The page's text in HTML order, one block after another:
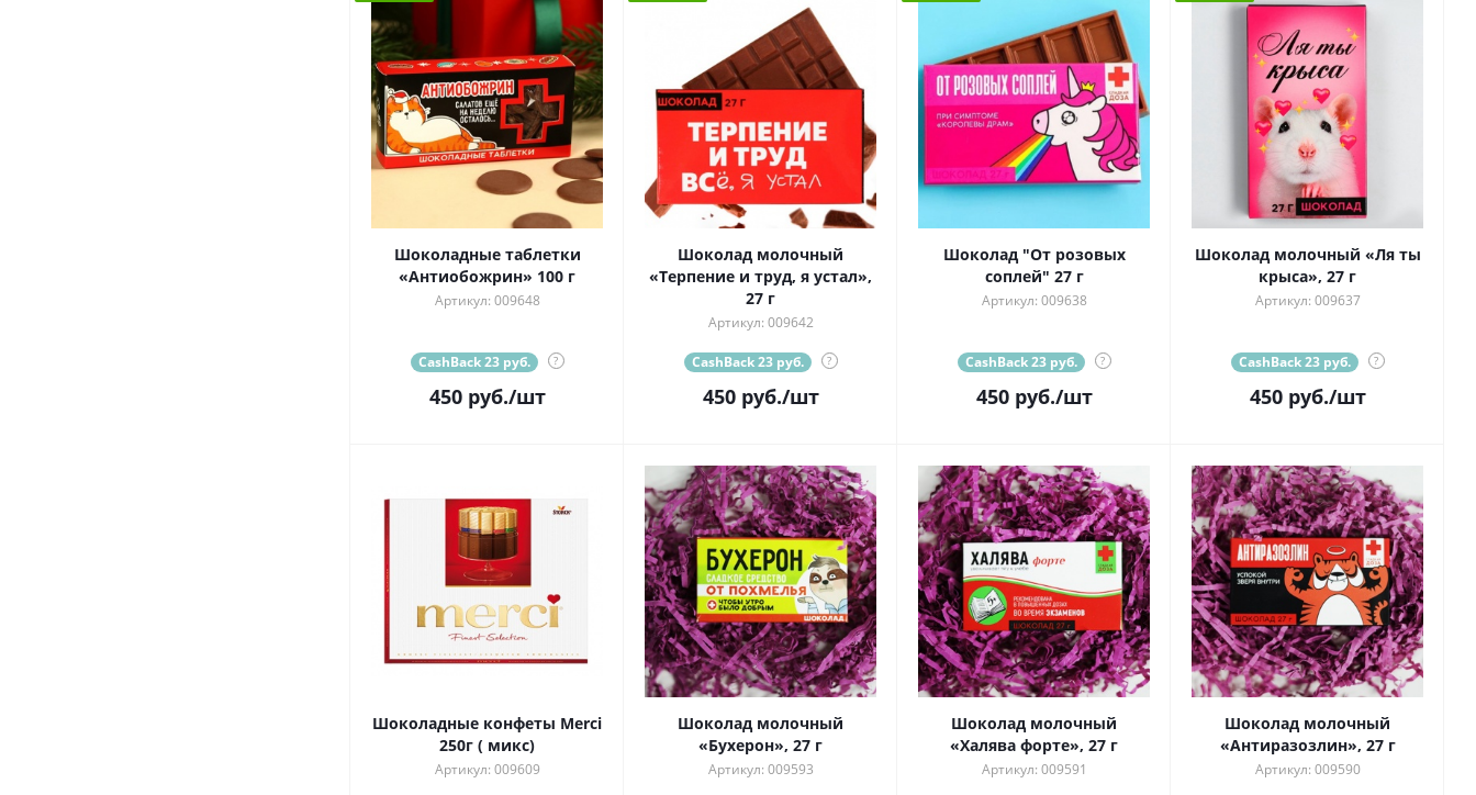
Шоколадные таблетки
«Антиобожрин» 100 г
Артикул: 009648
CashBack 23 руб. ?
450руб./шт
Шоколад молочный
«Терпение и труд, я устал»,
27 г
Артикул: 009642
CashBack 23 руб. ?
450руб./шт
Шоколад "От розовых
соплей" 27 г
Артикул: 009638
CashBack 23 руб. ?
450руб./шт
Шоколад молочный «Ля ты
крыса», 27 г
Артикул: 009637
CashBack 23 руб. ?
450руб./шт
Шоколадные конфеты Merci
250г ( микс)
Артикул: 009609
Шоколад молочный
«Бухерон», 27 г
Артикул: 009593
Шоколад молочный
«Халява форте», 27 г
Артикул: 009591
Шоколад молочный
«Антиразозлин», 27 г
Артикул: 009590